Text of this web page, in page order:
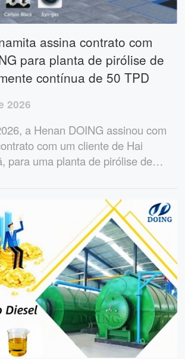
assina contrato com
para planta de pirólise de
contínua de 50 TPD
2026
a Henan DOING assinou com
com um cliente de Hai
para uma planta de pirólise de
​​em valioso óleo combustível e